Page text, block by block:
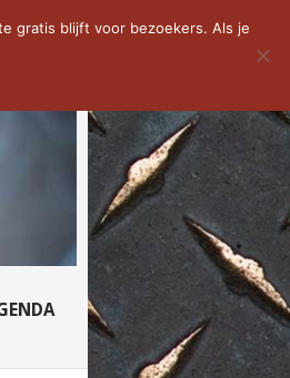
gratis blijft voor bezoekers. Als je